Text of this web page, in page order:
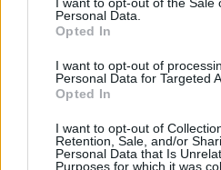
Personal Data.
Opted In
I want to opt-out of
Personal Data for Targeted
Opted In
I want to opt-out of
Retention, Sale, and/or
Personal Data that Is
Purposes for which it was
Sütibeállítások
Médiatér
Liget
Krónika